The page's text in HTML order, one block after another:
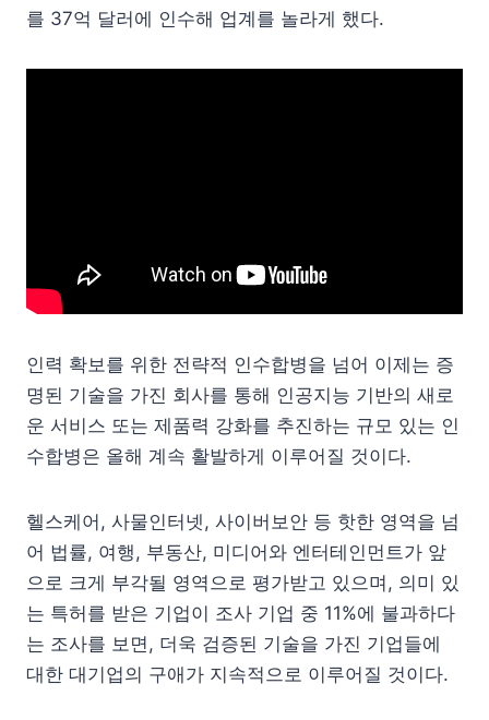
를 37억 달러에 인수해 업계를 놀라게 했다.
인력 확보를 위한 전략적 인수합병을 넘어 이제는 증
명된 기술을 가진 회사를 통해 인공지능 기반의 새로
운 서비스 또는 제품력 강화를 추진하는 규모 있는 인
수합병은 올해 계속 활발하게 이루어질 것이다.
헬스케어, 사물인터넷, 사이버보안 등 핫한 영역을 넘
어 법률, 여행, 부동산, 미디어와 엔터테인먼트가 앞
으로 크게 부각될 영역으로 평가받고 있으며, 의미 있
는 특허를 받은 기업이 조사 기업 중 11%에 불과하다
는 조사를 보면, 더욱 검증된 기술을 가진 기업들에
대한 대기업의 구애가 지속적으로 이루어질 것이다.